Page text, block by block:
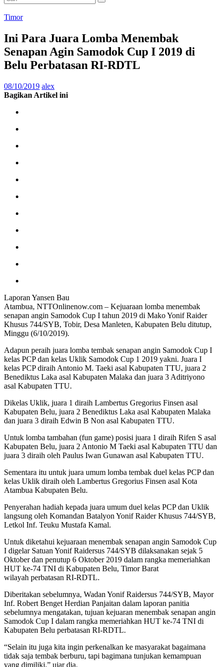
Timor
Ini Para Juara Lomba Menembak
Senapan Agin Samodok Cup I 2019 di
Belu Perbatasan RI-RDTL
08/10/2019 alex
Bagikan Artikel ini
Laporan Yansen Bau
Atambua, NTTOnlinenow.com – Kejuaraan lomba menembak
senapan angin Samodok Cup I tahun 2019 di Mako Yonif Raider
Khusus 744/SYB, Tobir, Desa Manleten, Kabupaten Belu ditutup,
Minggu (6/10/2019).
Adapun peraih juara lomba tembak senapan angin Samodok Cup I
kelas PCP dan kelas Uklik Samodok Cup 1 2019 yakni. Juara I
kelas PCP diraih Antonio M. Taeki asal Kabupaten TTU, juara 2
Benediktus Laka asal Kabupaten Malaka dan juara 3 Aditriyono
asal Kabupaten TTU.
Dikelas Uklik, juara 1 diraih Lambertus Gregorius Finsen asal
Kabupaten Belu, juara 2 Benediktus Laka asal Kabupaten Malaka
dan juara 3 diraih Edwin B Non asal Kabupaten TTU.
Untuk lomba tambahan (fun game) posisi juara 1 diraih Rifen S asal
Kabupaten Belu, juara 2 Antonio M Taeki asal Kabupaten TTU dan
juara 3 diraih oleh Paulus Iwan Gunawan asal Kabupaten TTU.
Sementara itu untuk juara umum lomba tembak duel kelas PCP dan
kelas Uklik diraih oleh Lambertus Gregorius Finsen asal Kota
Atambua Kabupaten Belu.
Penyerahan hadiah kepada juara umum duel kelas PCP dan Uklik
langsung oleh Komandan Batalyon Yonif Raider Khusus 744/SYB,
Letkol Inf. Teuku Mustafa Kamal.
Untuk diketahui kejuaraan menembak senapan angin Samodok Cup
I digelar Satuan Yonif Raidersus 744/SYB dilaksanakan sejak 5
Oktober dan penutup 6 Oktober 2019 dalam rangka memeriahkan
HUT ke-74 TNI di Kabupaten Belu, Timor Barat
wilayah perbatasan RI-RDTL.
Diberitakan sebelumnya, Wadan Yonif Raidersus 744/SYB, Mayor
Inf. Robert Benget Herdian Panjaitan dalam laporan panitia
sebelumnya mengatakan, tujuan kejuaran menembak senapan angin
Samodok Cup I dalam rangka memeriahkan HUT ke-74 TNI di
Kabupaten Belu perbatasan RI-RDTL.
“Selain itu juga kita ingin perkenalkan ke masyarakat bagaimana
tidak saja tembak berburu, tapi bagimana tunjukan kemampuan
yang dimiliki,” ujar dia.